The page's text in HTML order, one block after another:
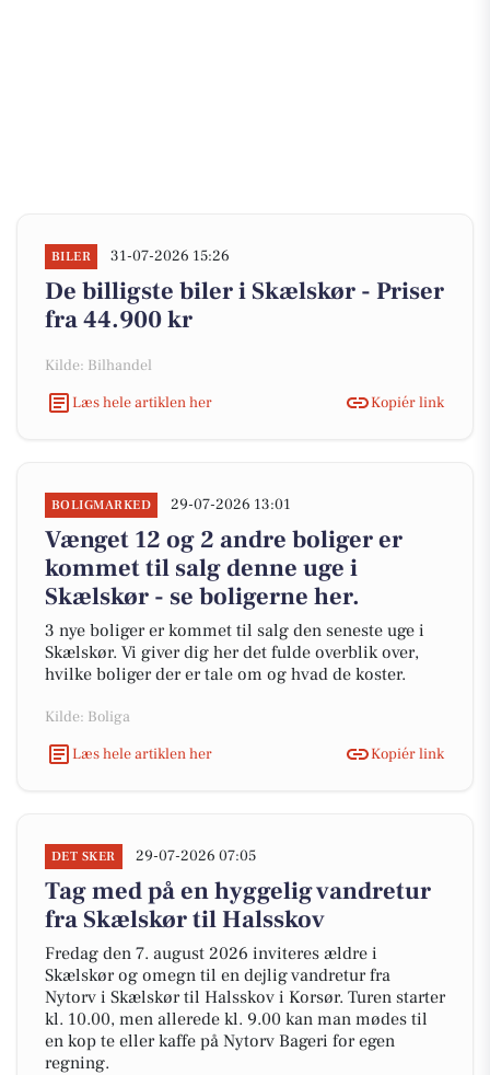
BILER 31-07-2026 15:26
De billigste biler i Skælskør - Priser
fra 44.900 kr
Kilde: Bilhandel
Læs hele artiklen her
Kopiér link
BOLIGMARKED 29-07-2026 13:01
Vænget 12 og 2 andre boliger er
kommet til salg denne uge i
Skælskør - se boligerne her.
3 nye boliger er kommet til salg den seneste uge i
Skælskør. Vi giver dig her det fulde overblik over,
hvilke boliger der er tale om og hvad de koster.
Kilde: Boliga
Læs hele artiklen her
Kopiér link
DET SKER 29-07-2026 07:05
Tag med på en hyggelig vandretur
fra Skælskør til Halsskov
Fredag den 7. august 2026 inviteres ældre i
Skælskør og omegn til en dejlig vandretur fra
Nytorv i Skælskør til Halsskov i Korsør. Turen starter
kl. 10.00, men allerede kl. 9.00 kan man mødes til
en kop te eller kaffe på Nytorv Bageri for egen
regning.